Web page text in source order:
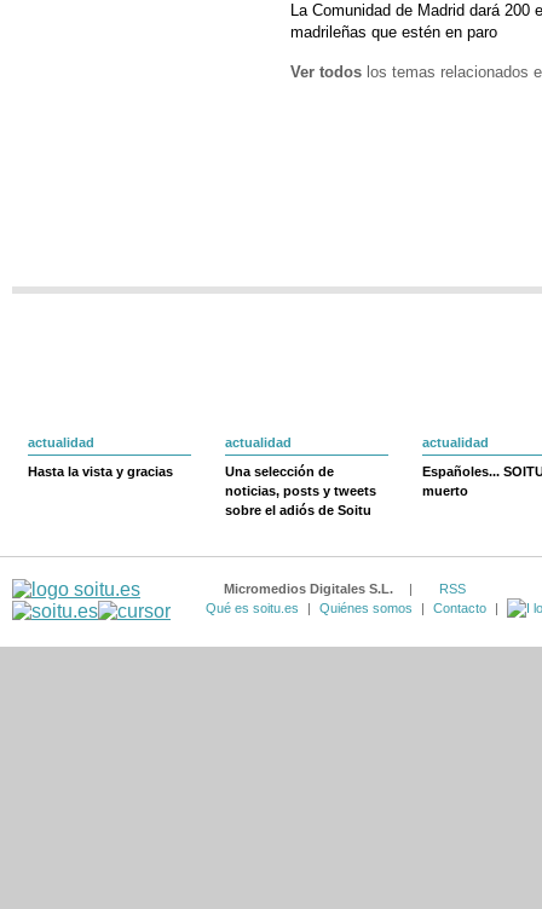
La Comunidad de Madrid dará 200
madrileñas que estén en paro
Ver todos los temas relacionados
actualidad
Hasta la vista y gracias
actualidad
Una selección de
noticias, posts y tweets
sobre el adiós de Soitu
actualidad
Españoles...
muerto
Micromedios Digitales S.L. |
RSS
Qué es soitu.es
| Quiénes somos | Contacto |